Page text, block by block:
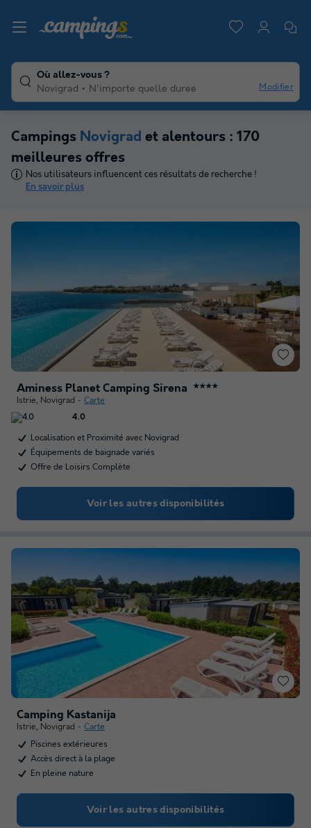
Où allez-vous ?
Novigrad
N'importe quelle duree Modifier
Campings Novigrad et alentours : 170
meilleures offres
Nos utilisateurs influencent ces résultats de recherche !
En savoir plus
Aminess Planet Camping Sirena ★★★★
Istrie, Novigrad Carte
4.0
Localisation et Proximité avec Novigrad
Équipements de baignade variés
Offre de Loisirs Complète
Voir les autres disponibilités
Camping Kastanija
Istrie, Novigrad
Carte
Piscines extérieures
Accès direct à la plage
En pleine nature
Voir les autres disponibilités